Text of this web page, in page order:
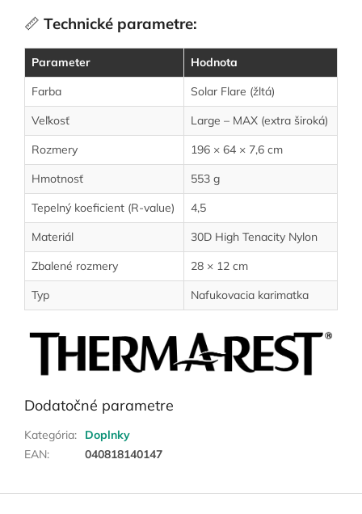
📏 Technické parametre:
Parameter
Hodnota
Farba
Solar Flare (žltá)
Veľkosť
Large – MAX (extra široká)
Rozmery
196 × 64 × 7,6 cm
Hmotnosť
553 g
Tepelný koeficient (R-value)
4,5
Materiál
30D High Tenacity Nylon
Zbalené rozmery
28 × 12 cm
Typ
Nafukovacia karimatka
Dodatočné parametre
Kategória:
Doplnky
EAN: 040818140147